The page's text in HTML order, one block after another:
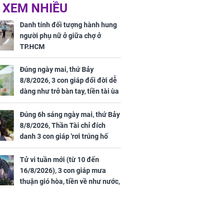
theo "lô",
biệt thự
"nốt nhạc"
được Kim Ưng ưu ái,
đãi ngộ đặc biệt gây
chú ý
đối tượng
ở
NHIỀU
Danh tính đối tượng hành hung
người phụ nữ ở giữa chợ ở
TP.HCM
Đúng ngày mai, thứ Bảy
8/8/2026, 3 con giáp đổi đời dễ
dàng như trở bàn tay, tiền tài ùa
tới, ngồi không lộc cũng đến,
phú quý theo tới già
Đúng 6h sáng ngày mai, thứ Bảy
8/8/2026, Thần Tài chỉ đích
danh 3 con giáp 'rơi trúng hố
vàng', tiền bạc ùa về nhà 'như lũ
cuốn', vươn mình thành đại gia
trong phút chốc
Tử vi tuần mới (từ 10 đến
16/8/2026), 3 con giáp mưa
thuận gió hòa, tiền về như nước,